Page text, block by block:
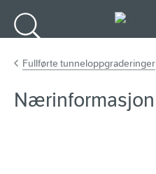
Fullførte tunneloppgraderinger
Nærinformasjon